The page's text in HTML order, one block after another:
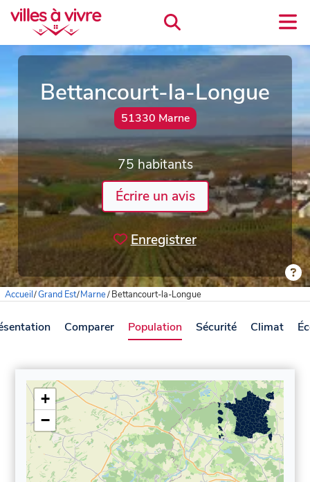
Bettancourt-la-Longue
51330 Marne
75 habitants
Écrire un avis
Enregistrer
Accueil/Grand Est/Marne/Bettancourt-la-Longue
Comparer Population Sécurité Climat
+
−